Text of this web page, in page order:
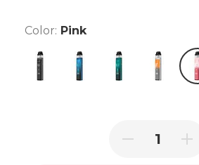
Color: Pink
Black Blue Green
Orange